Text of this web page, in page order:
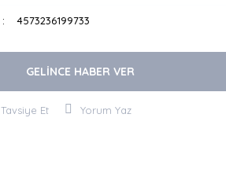
4573236199733
GELİNCE HABER VER
Tavsiye Et Yorum Yaz